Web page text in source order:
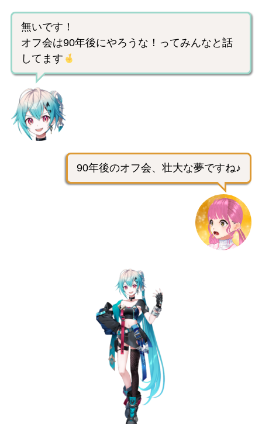
無いです！
オフ会は90年後にやろうな！ってみんなと話
してます
90年後のオフ会、壮大な夢ですね♪